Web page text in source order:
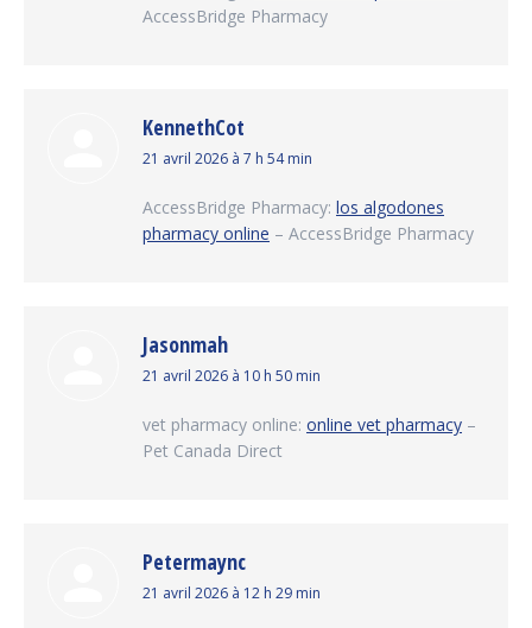
AccessBridge Pharmacy
KennethCot
dit
21 avril 2026 à 7 h 54 min
AccessBridge Pharmacy: los algodones
pharmacy online – AccessBridge Pharmacy
Jasonmah
dit
21 avril 2026 à 10 h 50 min
vet pharmacy online: online vet pharmacy –
Pet Canada Direct
Petermaync
dit
21 avril 2026 à 12 h 29 min